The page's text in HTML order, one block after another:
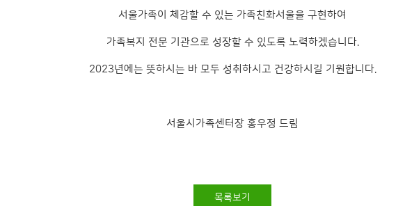
서울가족이 체감할 수 있는 가족친화서울을 구현하여
가족복지 전문 기관으로 성장할 수 있도록 노력하겠습니다.
2023년에는 뜻하시는 바 모두 성취하시고 건강하시길 기원합니다.
서울시가족센터장 홍우정 드림
목록보기